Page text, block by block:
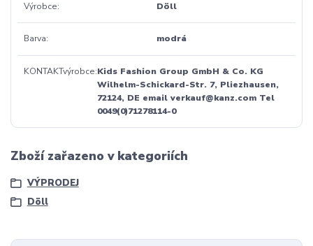
Výrobce Döll
Barva modrá
KONTAKTvýrobce Kids Fashion Group GmbH & Co. KG
Wilhelm-Schickard-Str. 7, Pliezhausen,
72124, DE email verkauf@kanz.com Tel
0049(0)71278114-0
Zboží zařazeno v kategoriích
VÝPRODEJ
Döll